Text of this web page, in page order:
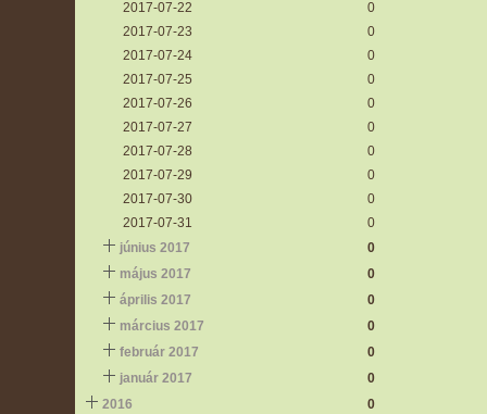
2017-07-22
0
2017-07-23
0
2017-07-24
0
2017-07-25
0
2017-07-26
0
2017-07-27
0
2017-07-28
0
2017-07-29
0
2017-07-30
0
2017-07-31
0
június 2017
0
május 2017
0
április 2017
0
március 2017
0
február 2017
0
január 2017
0
2016
0